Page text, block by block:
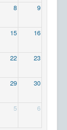
8 9
15 16
22 23
29 30
5 6